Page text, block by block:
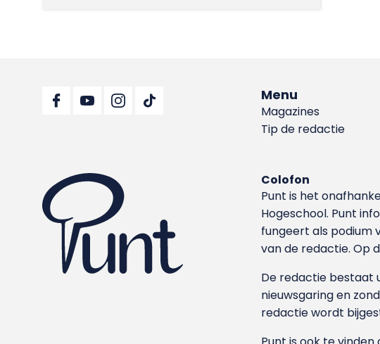
Menu
Magazines
Tip de redactie
Colofon
Punt is het
Hoge­school. Punt
fungeert als podium
van de redactie. Op
De redactie bestaat
nieuwsgaring en
redactie wordt